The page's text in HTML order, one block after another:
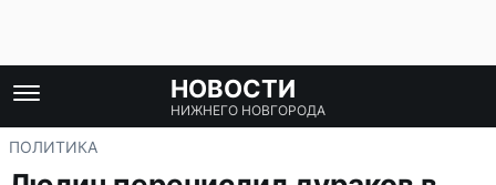
НОВОСТИ
НИЖНЕГО НОВГОРОДА
ПОЛИТИКА